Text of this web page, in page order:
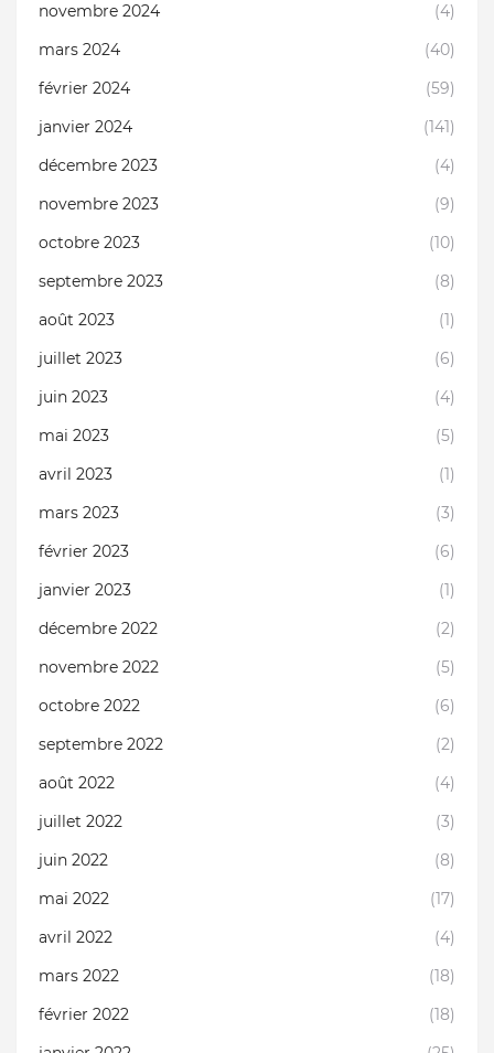
novembre 2024
(4)
mars 2024
(40)
février 2024
(59)
janvier 2024
(141)
décembre 2023
(4)
novembre 2023
(9)
octobre 2023
(10)
septembre 2023
(8)
août 2023
(1)
juillet 2023
(6)
juin 2023
(4)
mai 2023
(5)
avril 2023
(1)
mars 2023
(3)
février 2023
(6)
janvier 2023
(1)
décembre 2022
(2)
novembre 2022
(5)
octobre 2022
(6)
septembre 2022
(2)
août 2022
(4)
juillet 2022
(3)
juin 2022
(8)
mai 2022
(17)
avril 2022
(4)
mars 2022
(18)
février 2022
(18)